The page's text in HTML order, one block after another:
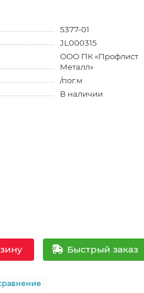
5377-01
JL000315
ООО ПК «Профлист
Металл»
/пог.м
В наличии
Быстрый заказ